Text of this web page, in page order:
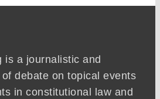
is a journalistic and
debate on topical events
in constitutional law and